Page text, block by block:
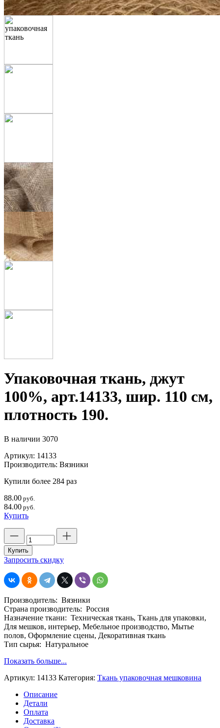
Упаковочная ткань, джут
100%, арт.14133, шир. 110 см,
плотность 190.
В наличии 3070
Артикул: 14133
Производитель: Вязники
Купили более 284 раз
88.00 руб.
84.00 руб.
Купить
Количество
товара
Упаковочная
ткань,
100%,
арт.14133,
110
см,
плотность
190.
Купить
Запросить скидку
Производитель: Вязники
Страна производитель: Россия
Назначение ткани: Техническая ткань, Ткань для упаковки,
Для мешков, интерьер, Мебельное производство, Мытье
полов, Оформление сцены, Декоративная ткань
Тип сырья: Натуральное
Показать больше...
Артикул: 14133 Категория: Ткань упаковочная мешковина
Описание
Детали
Оплата
Доставка